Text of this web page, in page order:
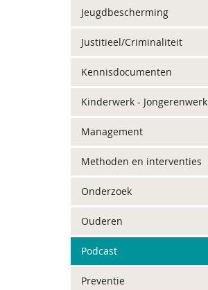
Jeugdbescherming
Justitieel/Criminaliteit
Kennisdocumenten
Kinderwerk - Jongerenwerk
Management
Methoden en interventies
Onderzoek
Ouderen
Podcast
Preventie